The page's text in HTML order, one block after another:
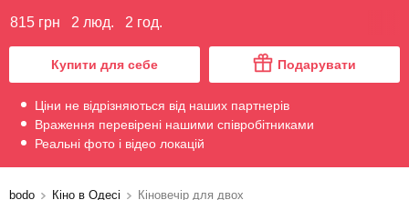
815 грн 2 люд. 2 год.
Купити для себе Подарувати
Ціни не відрізняються від наших партнерів
Враження перевірені нашими співробітниками
Реальні фото і відео локацій
bodo Кіно в Одесі Кіновечір для двох